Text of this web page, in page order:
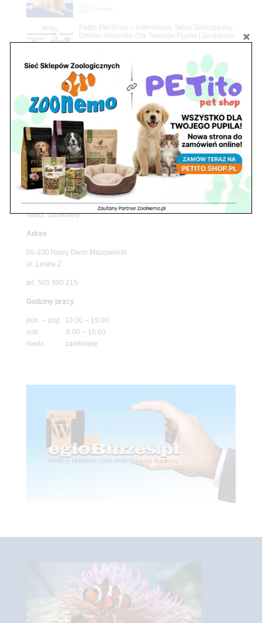
Petito Pet Shop – Internetowy Sklep Zoologiczny
Online! Wszystko Dla Twojego Pupila | ZooNemo
Znajdź nas
Adres
05-120 Legionowo
ul. Piłsudskiego 31,
pawilon 134
tel./fax. 22 784 71 96
Godziny pracy
pon. – piąt. 10.00 – 19.00
sob. 10.00 – 15.00
niedz. zamknięte
Adres
05-100 Nowy Dwór Mazowiecki
ul. Leśna 2
tel. 503 900 215
Godziny pracy
pon. – piąt. 10.00 – 19.00
sob. 8.00 – 15.00
niedz. zamknięte